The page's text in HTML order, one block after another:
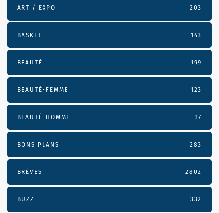
ART / EXPO 203
BASKET 143
BEAUTÉ 199
BEAUTÉ-FEMME 123
BEAUTÉ-HOMME 37
BONS PLANS 283
BRÈVES 2802
BUZZ 332